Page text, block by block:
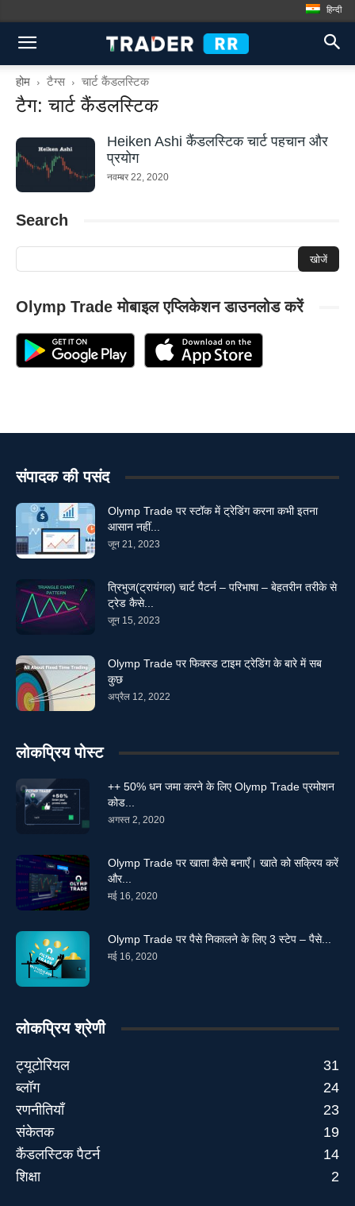
हिन्दी
होम टैग्स चार्ट कैंडलस्टिक
टैग: चार्ट कैंडलस्टिक
Heiken Ashi कैंडलस्टिक चार्ट पहचान और
प्रयोग
नवम्बर 22, 2020
Search
Olymp Trade मोबाइल एप्लिकेशन डाउनलोड करें
संपादक की पसंद
Olymp Trade पर स्टॉक में ट्रेडिंग करना कभी इतना
आसान नहीं...
जून 21, 2023
त्रिभुज(ट्रायंगल) चार्ट पैटर्न – परिभाषा – बेहतरीन तरीके से
ट्रेड कैसे...
जून 15, 2023
Olymp Trade पर फिक्स्ड टाइम ट्रेडिंग के बारे में सब
कुछ
अप्रैल 12, 2022
लोकप्रिय पोस्ट
++ 50% धन जमा करने के लिए Olymp Trade प्रमोशन
कोड...
अगस्त 2, 2020
Olymp Trade पर खाता कैसे बनाएँ। खाते को सक्रिय करें
और...
मई 16, 2020
Olymp Trade पर पैसे निकालने के लिए 3 स्टेप – पैसे...
मई 16, 2020
लोकप्रिय श्रेणी
ट्यूटोरियल
31
ब्लॉग
24
रणनीतियाँ
23
संकेतक
19
कैंडलस्टिक पैटर्न
14
शिक्षा
2